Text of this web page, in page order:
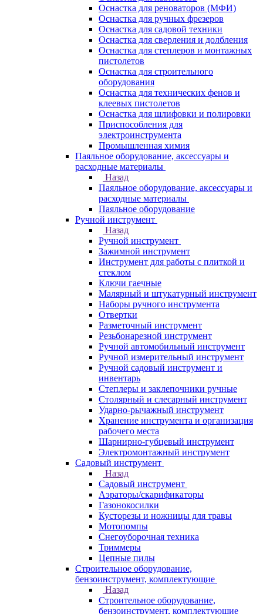
Оснастка для реноваторов (МФИ)
Оснастка для ручных фрезеров
Оснастка для садовой техники
Оснастка для сверления и долбления
Оснастка для степлеров и монтажных
пистолетов
Оснастка для строительного
оборудования
Оснастка для технических фенов и
клеевых пистолетов
Оснастка для шлифовки и полировки
Приспособления для
электроинструмента
Промышленная химия
Паяльное оборудование, аксессуары и
расходные материалы
Назад
Паяльное оборудование, аксессуары и
расходные материалы
Паяльное оборудование
Ручной инструмент
Назад
Ручной инструмент
Зажимной инструмент
Инструмент для работы с плиткой и
стеклом
Ключи гаечные
Малярный и штукатурный инструмент
Наборы ручного инструмента
Отвертки
Разметочный инструмент
Резьбонарезной инструмент
Ручной автомобильный инструмент
Ручной измерительный инструмент
Ручной садовый инструмент и
инвентарь
Степлеры и заклепочники ручные
Столярный и слесарный инструмент
Ударно-рычажный инструмент
Хранение инструмента и организация
рабочего места
Шарнирно-губцевый инструмент
Электромонтажный инструмент
Садовый инструмент
Назад
Садовый инструмент
Аэраторы/скарификаторы
Газонокосилки
Кусторезы и ножницы для травы
Мотопомпы
Снегоуборочная техника
Триммеры
Цепные пилы
Строительное оборудование,
бензоинструмент, комплектующие
Назад
Строительное оборудование,
бензоинструмент, комплектующие